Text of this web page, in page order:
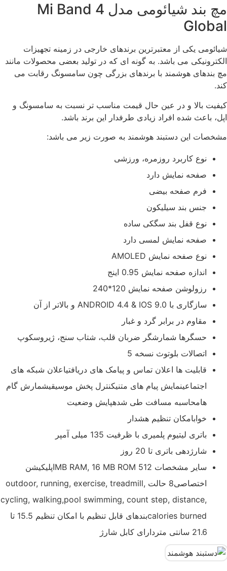
مچ بند شیائومی مدل Mi Band 4
Global
شیائومی یکی از معتبرترین برندهای خارجی در زمینه تجهیزات
الکترونیکی می باشد. به گونه ای که در تولید بعضی محصولات مانند
مچ بندهای هوشمند با برندهای بزرگی چون سامسونگ رقابت می
کند.
کیفیت بالا و در عین حال قیمت مناسب تر نسبت به سامسونگ و
اپل، باعث شده افراد زیادی طرفدار این برند باشد.
مشخصات این دستبند هوشمند به صورت زیر می باشد:
نوع کاربرد روزمره، ورزشی
صفحه نمایش دارد
فرم صفحه بیضی
جنس بند سیلیکون
نوع قفل بند سگکی ساده
صفحه نمایش لمسی دارد
نوع صفحه نمایش AMOLED
اندازه صفحه نمایش 0.95 اینج
رزولوشن صفحه نمایش 120*240
سازگاری با ANDROID 4.4 & IOS 9.0 و بالاتر از آن
مقاوم در برابر گرد و غبار
حسگرها شمارشگر ضربان قلب، شتاب سنج، ژیروسکوپ
اتصالات بلوتوث نسخه 5
قابلیت ها اعلان تماس و پیامک های دریافتیاعلان شبکه های
اجتماعینمایش پیام های متنیکنترل پخش موسیقیشمارش گام
هامحاسبه مسافت طی شدهپایش وضعیت
خوابامکان تنظیم هشدار
باتری لیتیوم پلمیری با ظرفیت 135 میلی آمپر
شارژدهی باتری تا 20 روز
سایر مشخصات 512 MB RAM, 16 MB ROMاپلیکیشن
اختصاصی8 حالت outdoor, running, exercise, treadmill,
cycling, walking,pool swimming, count step, distance,
calories burnedبندهای قابل تنظیم با امکان تنظیم 15.5 تا
21.6 سانتی متردارای کابل شارژ